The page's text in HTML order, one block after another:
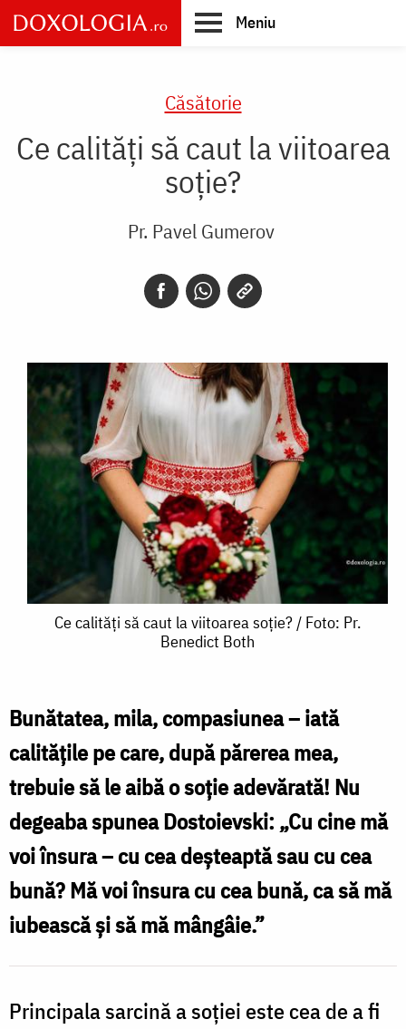
Skip
to
main
Meniu
Căsătorie
Ce calități să caut la viitoarea
soție?
Pr. Pavel Gumerov
caut
la
viitoarea
soție?
/
Pr.
Benedict
Both
Ce calități să caut la viitoarea soție? / Foto: Pr.
Benedict Both
Bunătatea, mila, compa­siunea – iată
calităţile pe care, după părerea mea,
trebuie să le aibă o soţie adevărată! Nu
degeaba spunea Dostoievski: „Cu cine mă
voi însura – cu cea deşteaptă sau cu cea
bună? Mă voi însura cu cea bună, ca să mă
iubească şi să mă mângâie.”
Principala sarcină a soţiei este cea de a fi